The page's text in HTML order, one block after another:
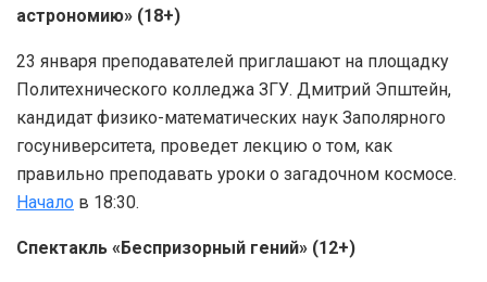
астрономию» (18+)
23 января преподавателей приглашают на площадку
Политехнического колледжа ЗГУ. Дмитрий Эпштейн,
кандидат физико-математических наук Заполярного
госуниверситета, проведет лекцию о том, как
правильно преподавать уроки о загадочном космосе.
Начало в 18:30.
Спектакль «Беспризорный гений» (12+)